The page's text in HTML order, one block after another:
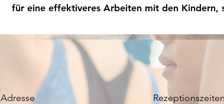
.
u
für eine effektiveres Arbeiten mit den Kindern,
Adresse Rezeptionszeiten